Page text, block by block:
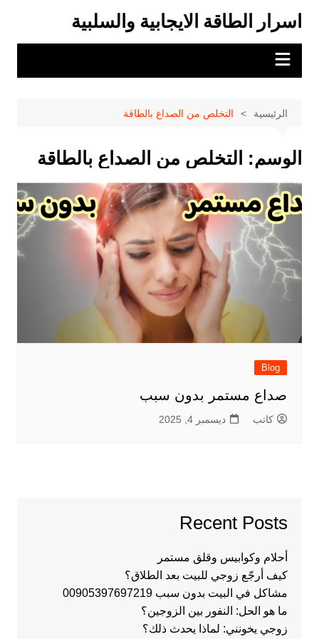
المحتوى
اسرار الطاقة الايجابية والسلبية
الرئيسية التخلص من الصداع بالطاقة
الوسم: التخلص من الصداع بالطاقة
Blog
صداع مستمر بدون سبب
كاتب ديسمبر 4, 2025
Recent Posts
أحلام وكوابيس وقلق مستمر
كيف أرجّع زوجي للبيت بعد الطلاق؟
مشاكل في البيت بدون سبب 00905397697219
ما هو الحل: النفور بين الزوجين؟
زوجي يخونني: لماذا يحدث ذلك؟